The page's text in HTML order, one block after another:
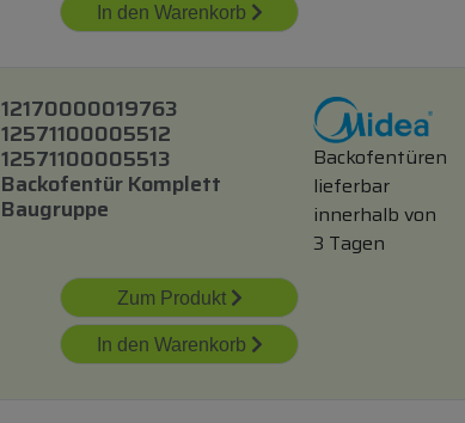
In den Warenkorb
12170000019763
12571100005512
12571100005513
Backofentür Komplett
Baugruppe
Backofentüren
lieferbar
innerhalb von
3 Tagen
Zum Produkt
In den Warenkorb